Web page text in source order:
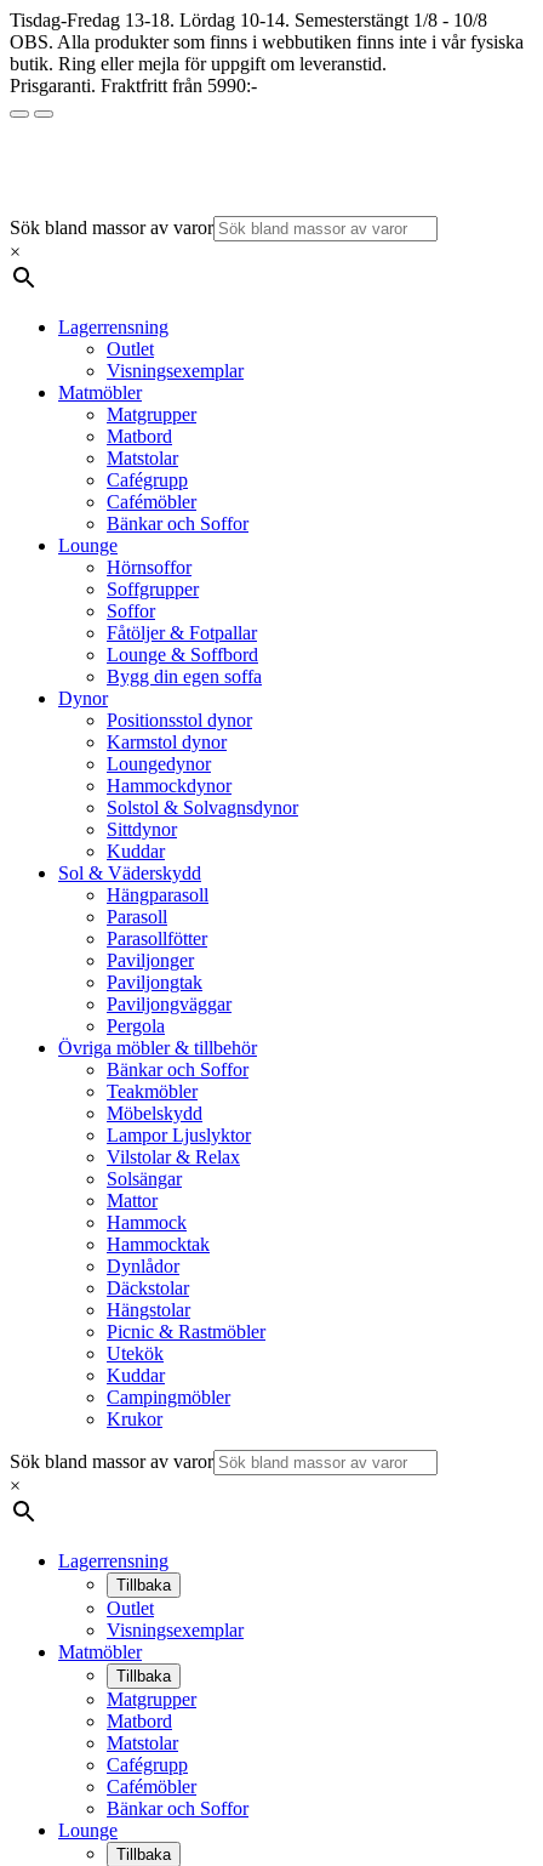
Tisdag-Fredag 13-18. Lördag 10-14. Semesterstängt 1/8 - 10/8
OBS. Alla produkter som finns i webbutiken finns inte i vår fysiska
butik. Ring eller mejla för uppgift om leveranstid.
Prisgaranti. Fraktfritt från 5990:-
Sök bland massor av varor
×
Lagerrensning
Outlet
Visningsexemplar
Matmöbler
Matgrupper
Matbord
Matstolar
Cafégrupp
Cafémöbler
Bänkar och Soffor
Lounge
Hörnsoffor
Soffgrupper
Soffor
Fåtöljer & Fotpallar
Lounge & Soffbord
Bygg din egen soffa
Dynor
Positionsstol dynor
Karmstol dynor
Loungedynor
Hammockdynor
Solstol & Solvagnsdynor
Sittdynor
Kuddar
Sol & Väderskydd
Hängparasoll
Parasoll
Parasollfötter
Paviljonger
Paviljongtak
Paviljongväggar
Pergola
Övriga möbler & tillbehör
Bänkar och Soffor
Teakmöbler
Möbelskydd
Lampor Ljuslyktor
Vilstolar & Relax
Solsängar
Mattor
Hammock
Hammocktak
Dynlådor
Däckstolar
Hängstolar
Picnic & Rastmöbler
Utekök
Kuddar
Campingmöbler
Krukor
Sök bland massor av varor
×
Lagerrensning
Tillbaka
Outlet
Visningsexemplar
Matmöbler
Tillbaka
Matgrupper
Matbord
Matstolar
Cafégrupp
Cafémöbler
Bänkar och Soffor
Lounge
Tillbaka